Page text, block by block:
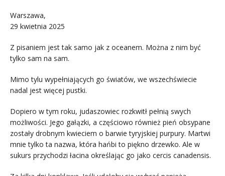
Warszawa,
29 kwietnia 2025
Z pisaniem jest tak samo jak z oceanem. Można z nim być
tylko sam na sam.
Mimo tylu wypełniających go światów, we wszechświecie
nadal jest więcej pustki.
Dopiero w tym roku, judaszowiec rozkwitł pełnią swych
możliwości. Jego gałązki, a częściowo również pień obsypane
zostały drobnym kwieciem o barwie tyryjskiej purpury. Martwi
mnie tylko ta nazwa, która hańbi to piękno drzewko. Ale w
sukurs przychodzi łacina określając go jako cercis canadensis.